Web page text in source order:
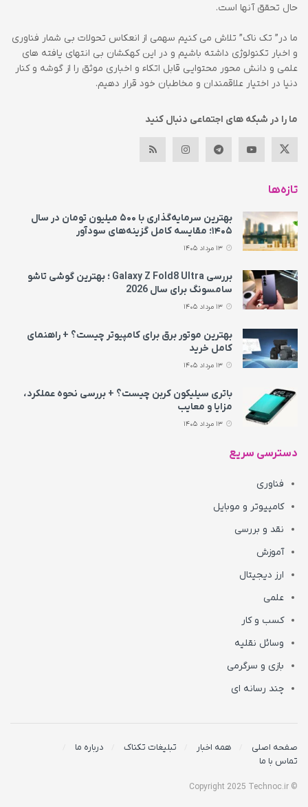
حال تحقق آنها است.
ما در” تک ناک” تلاش می کنیم سهمی از انعکاس تحولات بی شمار فناوری
و اخبار تکنولوژی داشته باشیم و در این کهکشان بی انتهای یافته های
علمی و دانش محور محتوایی قابل اتکاء و اخباری موثق را از گوشه و کنار
دنیا در اختیار علاقمندان و مخاطبان خود قرار دهیم.
ما را در شبکه های اجتماعی دنبال کنید
تازه‌ها
بهترین سرمایه‌گذاری با ۵۰۰ میلیون تومان در سال
۱۴۰۵؛ مقایسه کامل گزینه‌های سودآور
بررسی Galaxy Z Fold8 Ultra ؛ بهترین گوشی تاشو
سامسونگ برای سال 2026
بهترین موتور برق برای کامپیوتر چیست؟ + راهنمای
کامل خرید
باتری سیلیکون کربن چیست؟ + بررسی نحوه عملکرد،
مزایا و معایب
دسترسی سریع
فناوری
کامپیوتر و موبایل
نقد و بررسی
آموزش
ارز دیجیتال
علمی
کسب و کار
وسائل نقلیه
بازی و سرگرمی
چند رسانه ای
صفحه اصلی همه اخبار تبلیغات تکناک
درباره ما
تماس با ما
© Copyright 2025 Technoc.ir